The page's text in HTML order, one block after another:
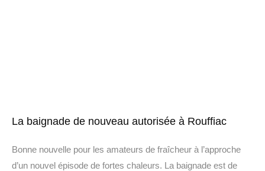
La baignade de nouveau autorisée à Rouffiac
Bonne nouvelle pour les amateurs de fraîcheur à l’approche
d’un nouvel épisode de fortes chaleurs. La baignade est de